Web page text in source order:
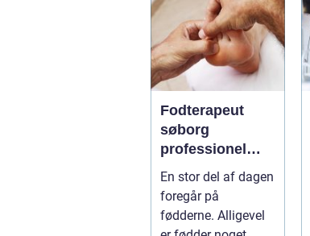
Fodterapeut
søborg
professionel
hjælp til sunde
fødder i
hverdagen
En stor del af dagen
foregår på
fødderne. Alligevel